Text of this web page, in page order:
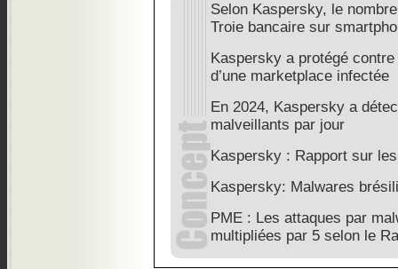
Selon Kaspersky, le
Troie bancaire sur
Kaspersky a protégé
d’une marketplace infectée
En 2024, Kaspersky a
malveillants par jour
Kaspersky : Rapport sur
Kaspersky: Malwares
PME : Les attaques par
multipliées par 5 selon le